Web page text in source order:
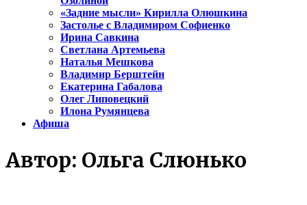
«Задние мысли» Кирилла Олюшкина
Застолье с Владимиром Софиенко
Ирина Савкина
Светлана Артемьева
Наталья Мешкова
Владимир Берштейн
Екатерина Габалова
Олег Липовецкий
Илона Румянцева
Афиша
Автор: Ольга Слюнько